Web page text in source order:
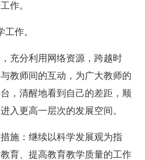
作。
作。
充分利用网络资源，跨越时
教师间的互动，为广大教师的
，清醒地看到自己的差距，顺
入更高一层次的发展空间。
施：继续以科学发展观为指
育、提高教育教学质量的工作